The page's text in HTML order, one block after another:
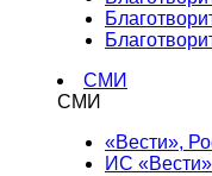
СМИ
СМИ
«Вести»,
ИС «Вести»